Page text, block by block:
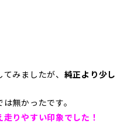
みましたが、 純正より少し
無かったです。
りやすい印象でした！